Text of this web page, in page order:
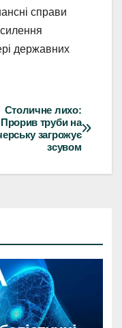
справи
державних
Столичне лихо:
Прорив труби на
загрожує
зсувом